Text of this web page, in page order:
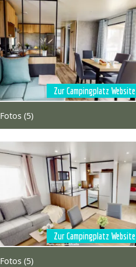
Zur Campingplatz Website
Fotos (5)
Zur Campingplatz Website
Fotos (5)